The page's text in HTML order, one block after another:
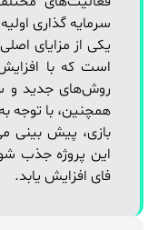
سرمایه گذاری
یکی از مزایای
است که با
روش‌های جدید و
همچنین، با توجه
بازی، پیش بینی
این پروژه جذب
فای افزایش یابد.